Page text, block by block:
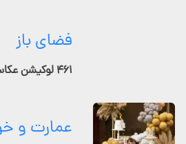
فضای باز
۴۶۱ لوکیشن عکاسی فعال
عمارت و